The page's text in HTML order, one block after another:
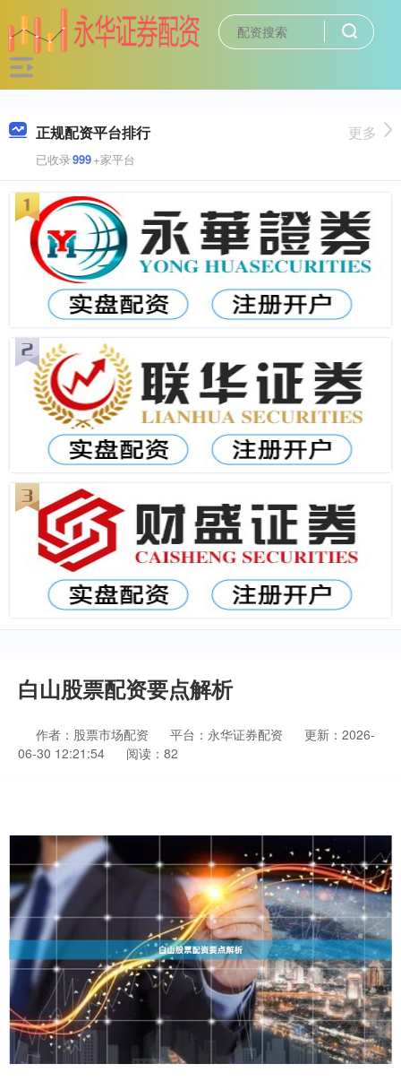
正规配资平台排行
已收录999+家平台
更多
白山股票配资要点解析
作者：股票市场配资 平台：永华证券配资
更新：2026-
06-30 12:21:54
阅读：82